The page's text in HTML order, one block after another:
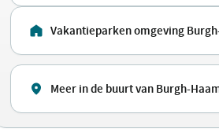
Vakantieparken omgeving
Meer in de buurt van Burgh-